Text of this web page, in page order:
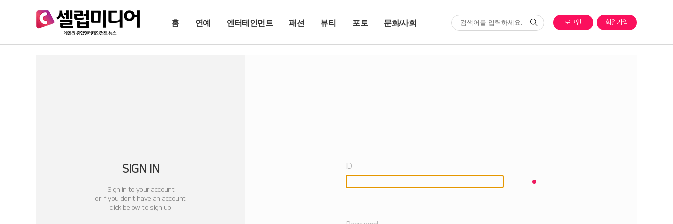
로그인 회원가입
홈 연예 엔터테인먼트 패션 뷰티 포토 문화/사회
SIGN IN
Sign in to your account
or if you don't have an account.
click below to sign up.
ID